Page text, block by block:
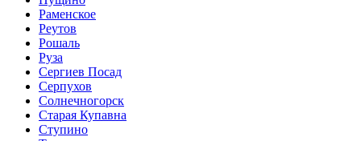
Раменское
Реутов
Рошаль
Руза
Сергиев Посад
Серпухов
Солнечногорск
Старая Купавна
Ступино